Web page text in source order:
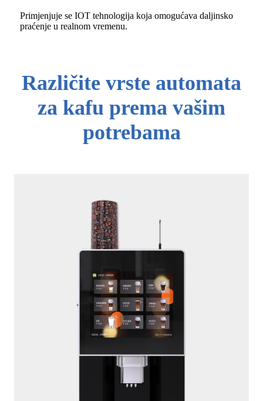
Primjenjuje se IOT tehnologija koja omogućava daljinsko
praćenje u realnom vremenu.
Različite vrste automata
za kafu prema vašim
potrebama